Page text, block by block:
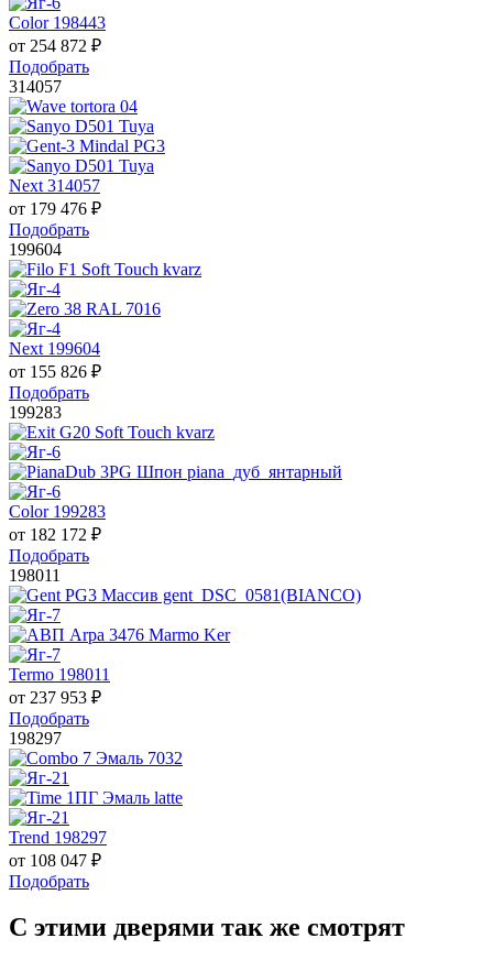
Color 198443
от 254 872 ₽
Подобрать
314057
Next 314057
от 179 476 ₽
Подобрать
199604
Next 199604
от 155 826 ₽
Подобрать
199283
Color 199283
от 182 172 ₽
Подобрать
198011
Termo 198011
от 237 953 ₽
Подобрать
198297
Trend 198297
от 108 047 ₽
Подобрать
С этими дверями так же смотрят